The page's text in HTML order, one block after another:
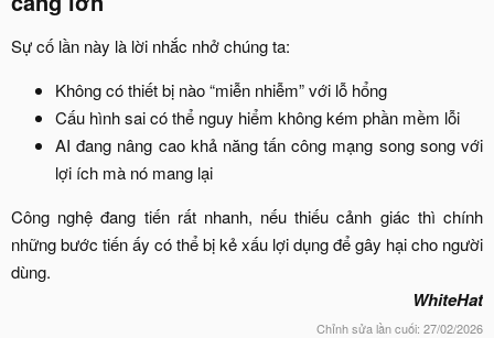
Sự cố lần này là lời nhắc nhở chúng ta:​
Không có thiết bị nào “miễn nhiễm” với lỗ hổng​
Cấu hình sai có thể nguy hiểm không kém phần mềm lỗi​
AI đang nâng cao khả năng tấn công mạng song song với
lợi ích mà nó mang lại​
Công nghệ đang tiến rất nhanh, nếu thiếu cảnh giác thì chính
những bước tiến ấy có thể bị kẻ xấu lợi dụng để gây hại cho người
dùng.​
WhiteHat
Chỉnh sửa lần cuối: 27/02/2026